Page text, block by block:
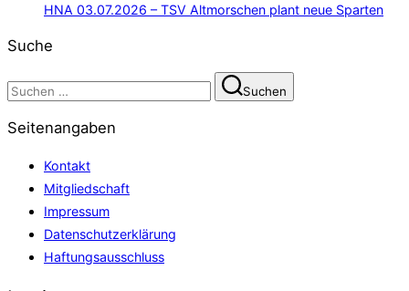
HNA 03.07.2026 – TSV Altmorschen plant neue Sparten
Suche
Suchen
nach:
Suchen
Seitenangaben
Kontakt
Mitgliedschaft
Impressum
Datenschutzerklärung
Haftungsausschluss